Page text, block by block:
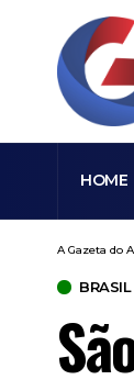
HOME
A Gazeta do
BRASIL